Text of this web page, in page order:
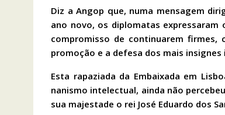
Diz a Angop que, numa mensagem
ano novo, os diplomatas
compromisso de continuarem firmes,
promoção e a defesa dos mais
Esta rapaziada da Embaixada em
nanismo intelectual, ainda não
sua majestade o rei José Eduardo dos